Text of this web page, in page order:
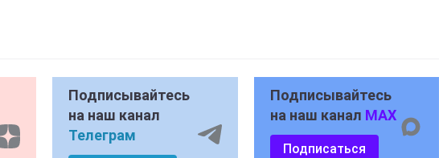
Подписывайтесь
на наш канал
Телеграм
Подписывайтесь
на наш канал MAX
Подписаться